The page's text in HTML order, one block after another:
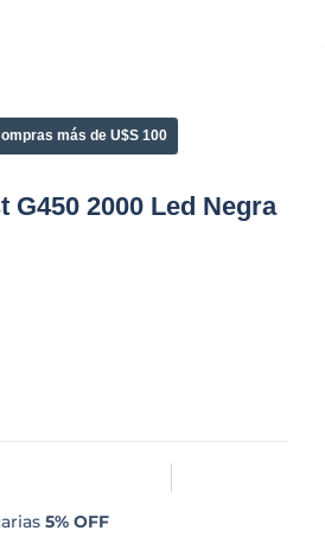
más de U$S 100
G450 2000 Led Negra
5% OFF